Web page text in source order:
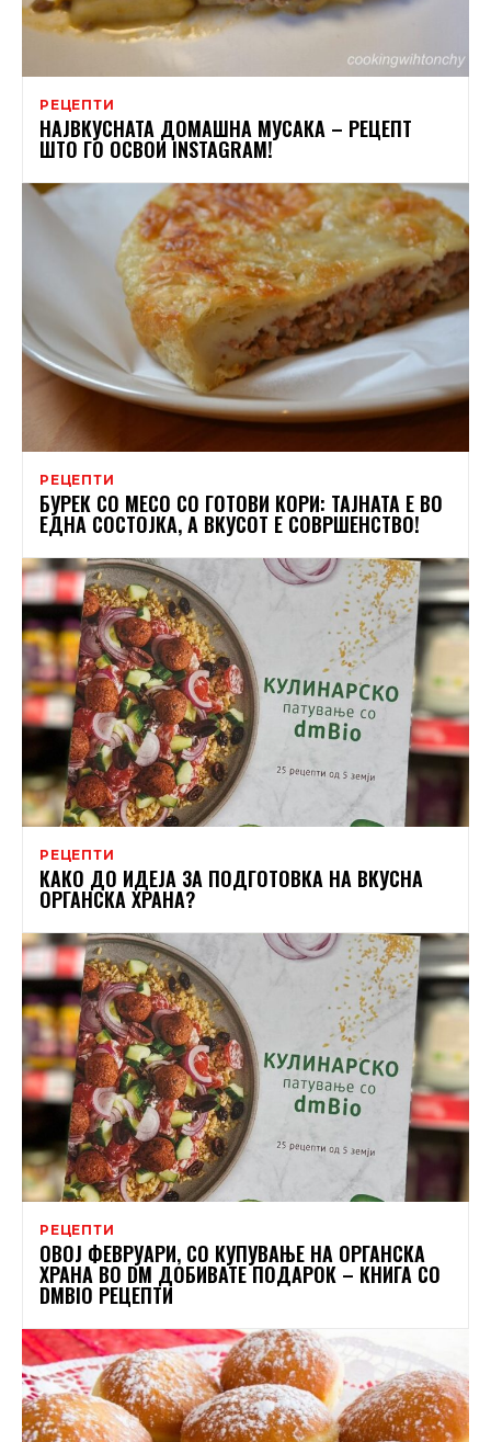
РЕЦЕПТИ
НАЈВКУСНАТА ДОМАШНА МУСАКА – РЕЦЕПТ
ШТО ГО ОСВОИ INSTAGRAM!
РЕЦЕПТИ
БУРЕК СО МЕСО СО ГОТОВИ КОРИ: ТАЈНАТА Е ВО
ЕДНА СОСТОЈКА, А ВКУСОТ Е СОВРШЕНСТВО!
РЕЦЕПТИ
КАКО ДО ИДЕЈА ЗА ПОДГОТОВКА НА ВКУСНА
ОРГАНСКА ХРАНА?
РЕЦЕПТИ
ОВОЈ ФЕВРУАРИ, СО КУПУВАЊЕ НА ОРГАНСКА
ХРАНА ВО DM ДОБИВАТЕ ПОДАРОК – КНИГА СО
DMBIO РЕЦЕПТИ